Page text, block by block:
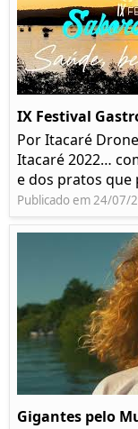
IX Festival
Por Itacaré
Itacaré 2022…
e dos pratos que
Publicado em 24/07/
Gigantes pelo